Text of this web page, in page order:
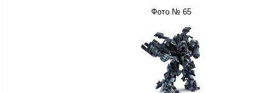
Фото № 65